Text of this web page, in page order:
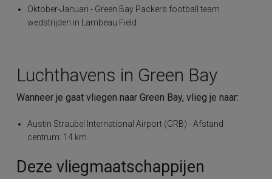
Oktober-Januari - Green Bay Packers football team
wedstrijden in Lambeau Field
Luchthavens in Green Bay
Wanneer je gaat vliegen naar Green Bay, vlieg je naar:
Austin Straubel International Airport (GRB) - Afstand
centrum: 14 km
Deze vliegmaatschappijen